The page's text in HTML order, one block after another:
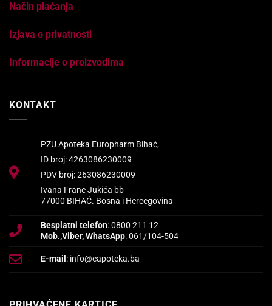
Način plaćanja
Izjava o privatnosti
Informacije o proizvodima
KONTAKT
PZU Apoteka Europharm Bihać,
ID broj: 4263086230009
PDV broj: 263086230009
Ivana Frane Jukića bb
77000 BIHAĆ. Bosna i Hercegovina
Besplatni telefon: 0800 211 12
Mob.,Viber, WhatsApp: 061/104-504
E-mail: info@eapoteka.ba